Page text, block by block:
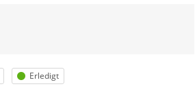
Äußerung
Status
Erledigt